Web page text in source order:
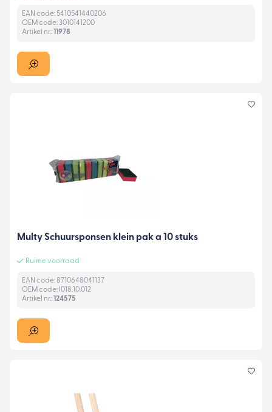
EAN code: 5410541440206
OEM code: 3010141200
Artikel nr.:11978
Multy Schuursponsen klein pak a 10 stuks
Ruime voorraad
EAN code: 8710648041137
OEM code: I018.10.012
Artikel nr.:124575